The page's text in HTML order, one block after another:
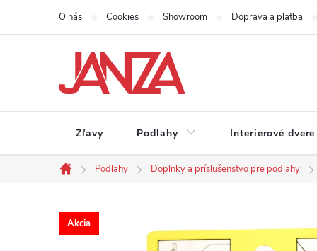
Prejsť na obsah
O nás Cookies Showroom Doprava a platba
Zľavy Podlahy Interierové dvere
Domov
Podlahy Doplnky a príslušenstvo pre podlahy
Akcia